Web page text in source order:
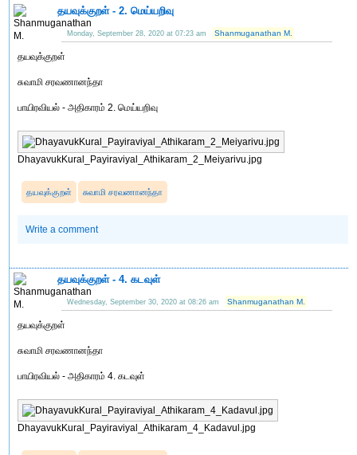
தயவுக்குறள் - 2. மெய்யறிவு
Monday, September 28, 2020 at 07:23 am Shanmuganathan M.
தயவுக்குறள்
சுவாமி சரவணானந்தா
பாயிரவியல் - அதிகாரம் 2. மெய்யறிவு
DhayavukKural_Payiraviyal_Athikaram_2_Meiyarivu.jpg
தயவுக்குறள் சுவாமி சரவணானந்தா
Write a comment
தயவுக்குறள் - 4. கடவுள்
Wednesday, September 30, 2020 at 08:26 am Shanmuganathan M.
தயவுக்குறள்
சுவாமி சரவணானந்தா
பாயிரவியல் - அதிகாரம் 4. கடவுள்
DhayavukKural_Payiraviyal_Athikaram_4_Kadavul.jpg